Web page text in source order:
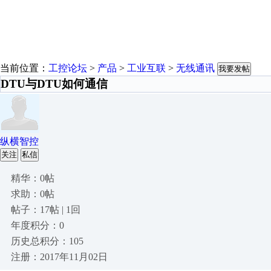
当前位置： 工控论坛 > 产品 > 工业互联 > 无线通讯 我要发帖
DTU与DTU如何通信
纵横智控
关注 私信
精华：0帖
求助：0帖
帖子：17帖 | 1回
年度积分：0
历史总积分：105
注册：2017年11月02日